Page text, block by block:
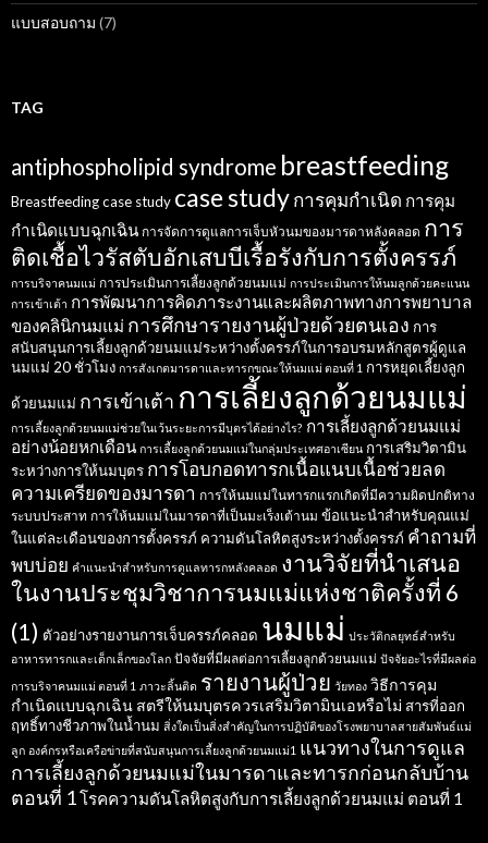
แบบสอบถาม (7)
TAG
antiphospholipid syndrome breastfeeding
Breastfeeding case study case studyการคุมกำเนิด การคุม
กำเนิดแบบฉุกเฉิน การจัดการดูแลการเจ็บหัวนมของมารดาหลังคลอด การ
ติดเชื้อไวรัสตับอักเสบบีเรื้อรังกับการตั้งครรภ์
การบริจาคนมแม่ การประเมินการเลี้ยงลูกด้วยนมแม่ การประเมินการให้นมลูกด้วยคะแนน
การเข้าเต้า การพัฒนาการคิดภาระงานและผลิตภาพทางการพยาบาล
ของคลินิกนมแม่ การศึกษารายงานผู้ป่วยด้วยตนเอง การ
สนับสนุนการเลี้ยงลูกด้วยนมแม่ระหว่างตั้งครรภ์ในการอบรมหลักสูตรผู้ดูแล
นมแม่ 20 ชั่วโมง การสังเกตมารดาและทารกขณะให้นมแม่ ตอนที่ 1 การหยุดเลี้ยงลูก
ด้วยนมแม่ การเข้าเต้า การเลี้ยงลูกด้วยนมแม่
การเลี้ยงลูกด้วยนมแม่ช่วยในเว้นระยะการมีบุตรได้อย่างไร? การเลี้ยงลูกด้วยนมแม่
อย่างน้อยหกเดือน การเลี้ยงลูกด้วยนมแม่ในกลุ่มประเทศอาเซียน การเสริมวิตามิน
ระหว่างการให้นมบุตร การโอบกอดทารกเนื้อแนบเนื้อช่วยลด
ความเครียดของมารดา การให้นมแม่ในทารกแรกเกิดที่มีความผิดปกติทาง
ระบบประสาท การให้นมแม่ในมารดาที่เป็นมะเร็งเต้านม ข้อแนะนำสำหรับคุณแม่
ในแต่ละเดือนของการตั้งครรภ์ ความดันโลหิตสูงระหว่างตั้งครรภ์ คำถามที่
พบบ่อย คำแนะนำสำหรับการดูแลทารกหลังคลอด งานวิจัยที่นำเสนอ
ในงานประชุมวิชาการนมแม่แห่งชาติครั้งที่ 6
(1) ตัวอย่างรายงานการเจ็บครรภ์คลอด นมแม่ ประวัติกลยุทธ์สำหรับ
อาหารทารกและเด็กเล็กของโลก ปัจจัยที่มีผลต่อการเลี้ยงลูกด้วยนมแม่ ปัจจัยอะไรที่มีผลต่อ
การบริจาคนมแม่ ตอนที่ 1 ภาวะลิ้นติด รายงานผู้ป่วย วัยทอง วิธีการคุม
กำเนิดแบบฉุกเฉิน สตรีให้นมบุตรควรเสริมวิตามินเอหรือไม่ สารที่ออก
ฤทธิ์ทางชีวภาพในน้ำนม สิ่งใดเป็นสิ่งสำคัญในการปฏิบัติของโรงพยาบาลสายสัมพันธ์แม่
ลูก องค์กรหรือเครือข่ายที่สนับสนุนการเลี้ยงลูกด้วยนมแม่1 แนวทางในการดูแล
การเลี้ยงลูกด้วยนมแม่ในมารดาและทารกก่อนกลับบ้าน
ตอนที่ 1โรคความดันโลหิตสูงกับการเลี้ยงลูกด้วยนมแม่ ตอนที่ 1